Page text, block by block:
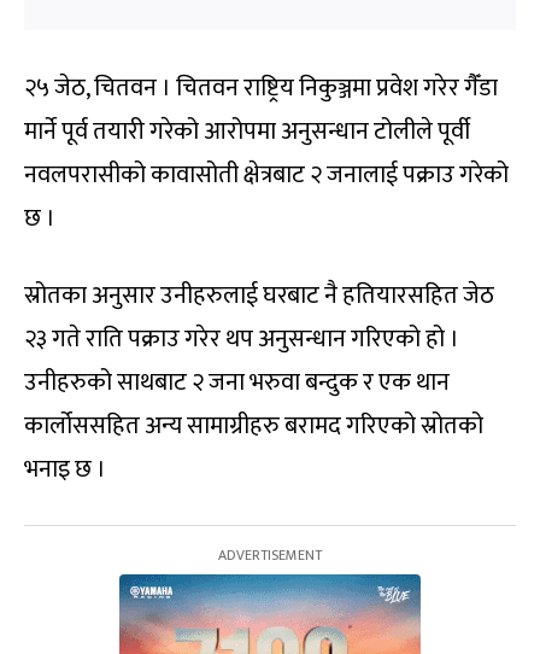
२५ जेठ, चितवन । चितवन राष्ट्रिय निकुञ्जमा प्रवेश गरेर गैँडा
मार्ने पूर्व तयारी गरेको आरोपमा अनुसन्धान टोलीले पूर्वी
नवलपरासीको कावासोती क्षेत्रबाट २ जनालाई पक्राउ गरेको
छ ।
स्रोतका अनुसार उनीहरुलाई घरबाट नै हतियारसहित जेठ
२३ गते राति पक्राउ गरेर थप अनुसन्धान गरिएको हो ।
उनीहरुको साथबाट २ जना भरुवा बन्दुक र एक थान
कार्लोससहित अन्य सामाग्रीहरु बरामद गरिएको स्रोतको
भनाइ छ ।